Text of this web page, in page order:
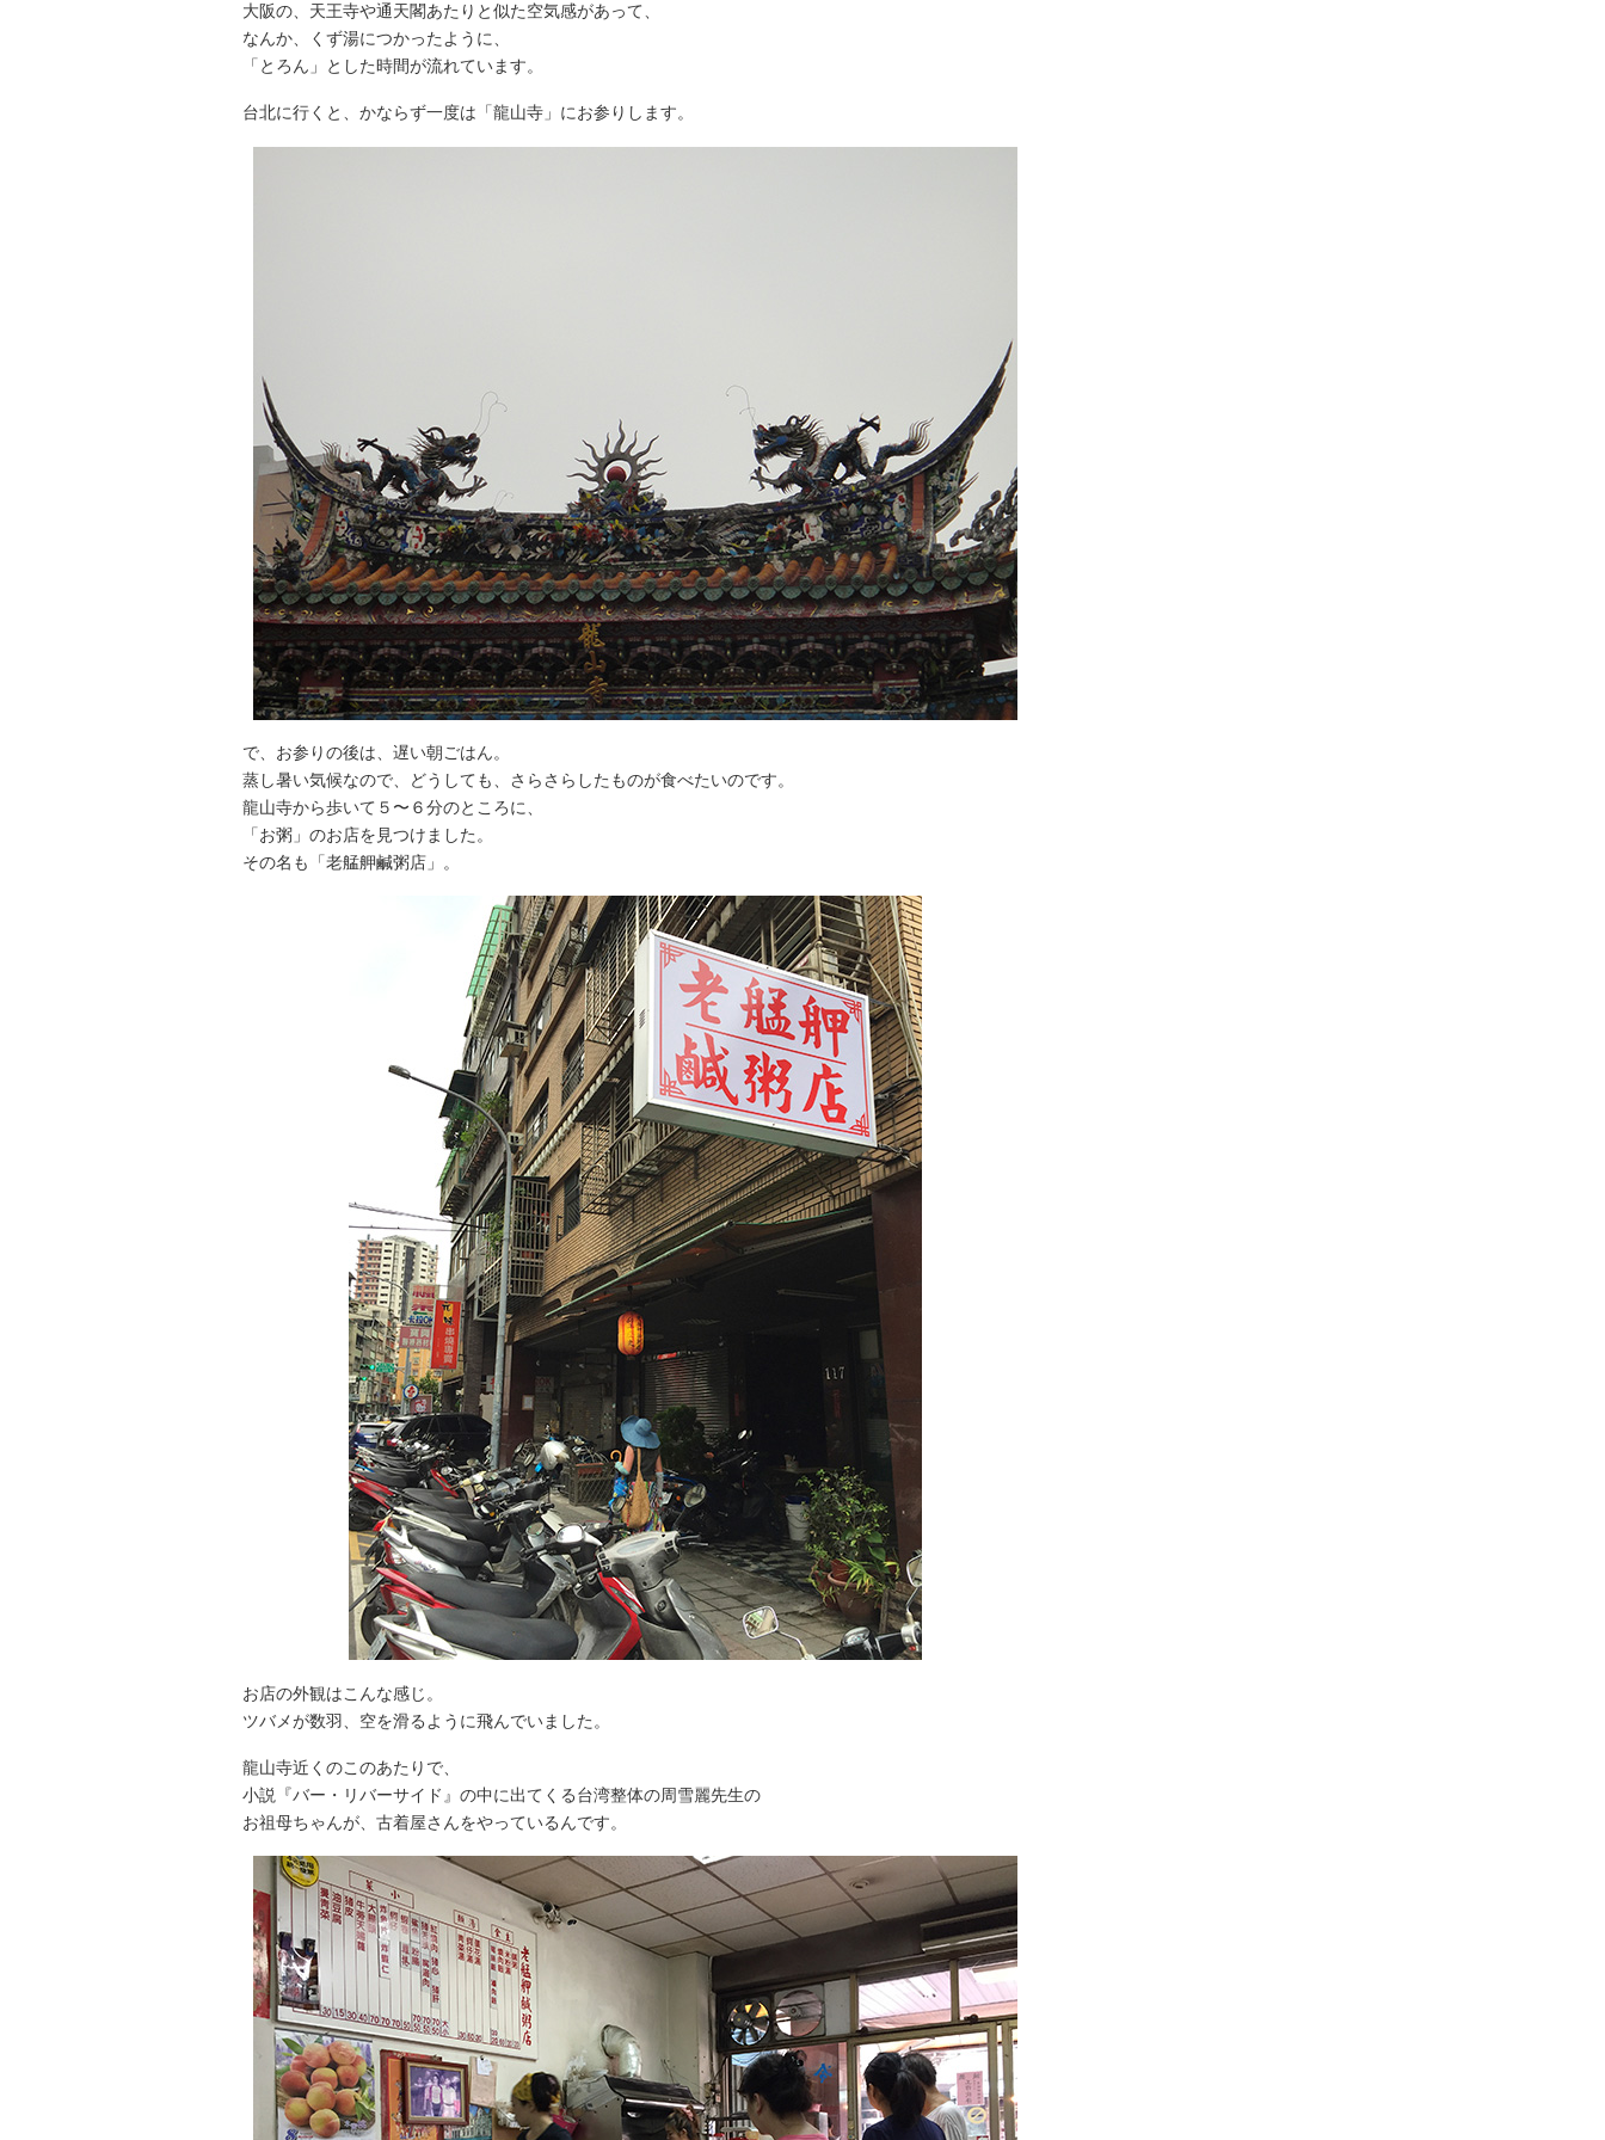
大阪の、天王寺や通天閣あたりと似た空気感があって、
なんか、くず湯につかったように、
「とろん」とした時間が流れています。
台北に行くと、かならず一度は「龍山寺」にお参りします。
で、お参りの後は、遅い朝ごはん。
蒸し暑い気候なので、どうしても、さらさらしたものが食べたいのです。
龍山寺から歩いて５〜６分のところに、
「お粥」のお店を見つけました。
その名も「老艋舺鹹粥店」。
お店の外観はこんな感じ。
ツバメが数羽、空を滑るように飛んでいました。
龍山寺近くのこのあたりで、
小説『バー・リバーサイド』の中に出てくる台湾整体の周雪麗先生の
お祖母ちゃんが、古着屋さんをやっているんです。